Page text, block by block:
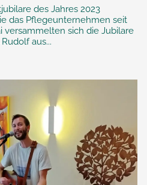
des Jahres 2023
das Pflegeunternehmen seit
versammelten sich die Jubilare
aus...